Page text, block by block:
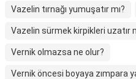
Vazelin tırnağı yumuşatır mı?
Vazelin sürmek kirpikleri uzatır
Vernik olmazsa ne olur?
Vernik öncesi boyaya zımpara